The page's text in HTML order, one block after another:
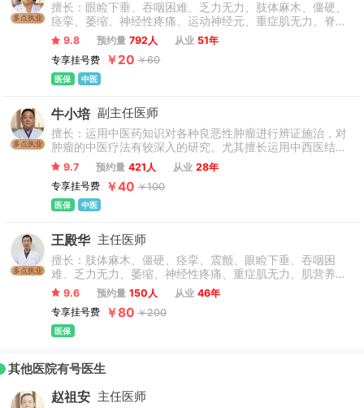
多点执业
擅长：眼睑下垂、吞咽困难、乏力无力、肢体麻木、僵硬、
痉挛、萎缩、神经性疼痛、运动神经元、重症肌无力、脊髓
空洞症、格林巴利综合症、脊髓炎、特发性震颤、痉挛性斜
颈、带状疱疹、痉挛性截瘫、神经损伤、 脑白质脱髓鞘、头
晕头疼、脑供血不足、肌营养不良、肌肉萎缩症、周围神经
病、等疑难性疾病。
9.8 预约量 792人 从业 51年
专享挂号费
￥20 ￥60
医保 中医
多点执业
牛小培 副主任医师
擅长：运用中医药知识对各种良恶性肿瘤进行辨证施治，对
肿瘤的中医疗法有较深入的研究。尤其擅长运用中西医结合
方法综合治疗肺癌、胃癌、肝癌、乳腺癌、消化道癌、鼻咽
癌、肾癌、恶性淋巴瘤及妇科肿瘤等各种恶性肿瘤。
9.7 预约量 421人 从业 28年
专享挂号费
￥40 ￥100
医保 中医
多点执业
王殿华 主任医师
擅长：肢体麻木、僵硬、痉挛、震颤、眼睑下垂、吞咽困
难、乏力无力、萎缩、神经性疼痛、重症肌无力、肌营养不
良、运动神经元、脊髓空洞症、带状疱疹后遗神经痛、 脑白
质脱髓鞘、头晕头疼、脑供血不足、肌肉萎缩症、周围神经
病、等疑难性疾病。
9.6 预约量 150人 从业 46年
专享挂号费
￥80 ￥200
医保
其他医院有号医生
赵祖安 主任医师